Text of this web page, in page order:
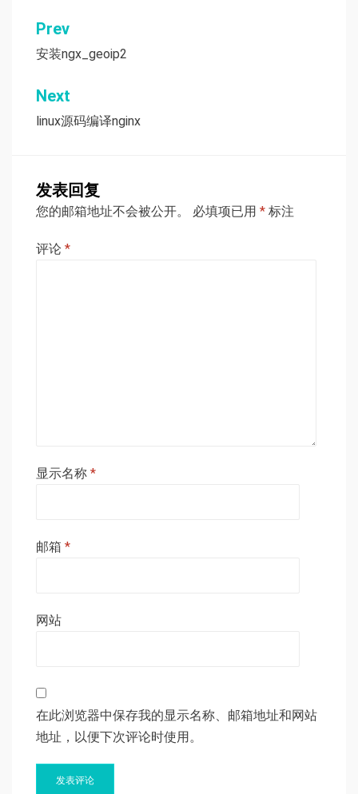
文
章
导
航
Prev
安装ngx_geoip2
Next
linux源码编译nginx
发表回复
您的邮箱地址不会被公开。 必填项已用 * 标注
评论 *
显示名称 *
邮箱 *
网站
在此浏览器中保存我的显示名称、邮箱地址和网站
地址，以便下次评论时使用。